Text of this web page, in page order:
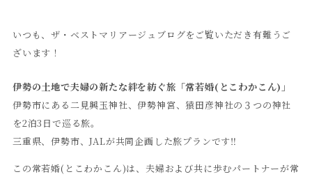
いつも、ザ・ベストマリアージュブログをご覧いただき有難うご
ざいます！
伊勢の土地で夫婦の新たな絆を紡ぐ旅「常若婚(とこわかこん)」
伊勢市にある二見興玉神社、伊勢神宮、猿田彦神社の３つの神社
を2泊3日で巡る旅。
三重県、伊勢市、JALが共同企画した旅プランです‼︎
この常若婚(とこわかこん)は、夫婦および共に歩むパートナーが常